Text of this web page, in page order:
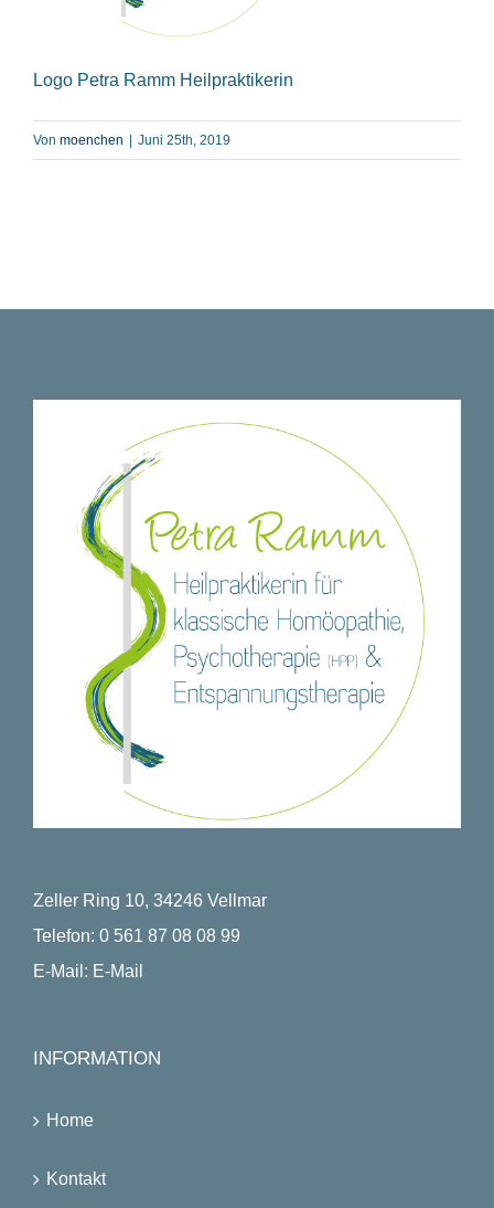
Logo Petra Ramm Heilpraktikerin
Von moenchen Juni 25th, 2019
Zeller Ring 10, 34246 Vellmar
Telefon: 0 561 87 08 08 99
E-Mail: E-Mail
INFORMATION
Home
Kontakt